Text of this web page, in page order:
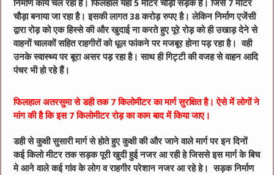
निर्माण कार्य चल रहा है। फिलहाल यहां 5 मीटर चौड़ी सड़क है। जिसे 7 मीटर
चौड़ा बनाया जा रहा है‌। इसकी लागत 38 करोड़ रुपए है। लेकिन निर्माण एजेंसी
द्वारा रोड़ को एक हिस्से की और खुदाई ना करते हुए पूरे रोड़ को ही उखाड़ देने से
वाहनों चालकों सहित राहगीरों को धूल फांकने पर मजबूर होना पड़ रहा है। वही
उनके स्वास्थ्य पर बूरा असर पड़ रहा है। साथ ही गिट्टी की वजह से वाहन आदि
पंचर भी हो रहे हैं।
फिलहाल अतरसुमा से डही तक 7 किलोमीटर का मार्ग सुरक्षित है। ऐसे में लोगों ने
मांग की है कि इस 7 किलोमीटर रोड़ का काम बाद में किया जाए।
डही से कुक्षी सुसारी मार्ग से होते हुए कुक्षी की और जाने वाले मार्ग पर इन दिनों
कई किलो मीटर तक सड़क पूरी खुदी हुई नजर आ रही हे जिससे इस मार्ग के बिच
मे आने वाले कई गांव के लोग व राहगीर परेशान नजर आ रहे हे। सड़क निर्माण